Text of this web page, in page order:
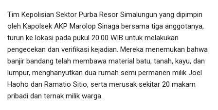
Tim Kepolisian Sektor Purba Resor Simalungun yang dipimpin
oleh Kapolsek AKP Marolop Sinaga bersama tiga anggotanya,
turun ke lokasi pada pukul 20.00 WIB untuk melakukan
pengecekan dan verifikasi kejadian. Mereka menemukan bahwa
banjir bandang telah membawa material batu, tanah, kayu, dan
lumpur, menghanyutkan dua rumah semi permanen milik Joel
Haoho dan Ramatio Sitio, serta merusak sekitar 20 makam
pribadi dan ternak milik warga.